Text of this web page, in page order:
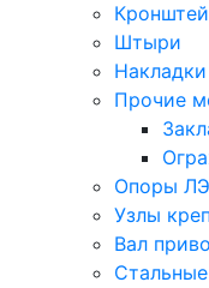
Штыри
Прочие
Опоры
Узлы
Вал